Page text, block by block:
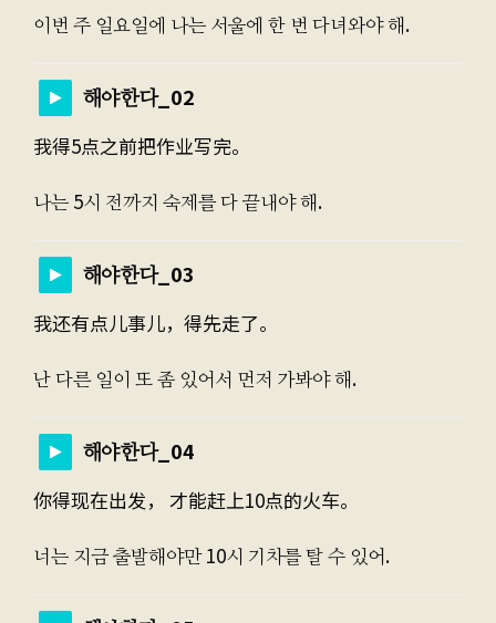
이번 주 일요일에 나는 서울에 한 번 다녀와야 해.
해야한다_02
我得5点之前把作业写完。
나는 5시 전까지 숙제를 다 끝내야 해.
해야한다_03
我还有点儿事儿，得先走了。
난 다른 일이 또 좀 있어서 먼저 가봐야 해.
해야한다_04
你得现在出发， 才能赶上10点的火车。
너는 지금 출발해야만 10시 기차를 탈 수 있어.